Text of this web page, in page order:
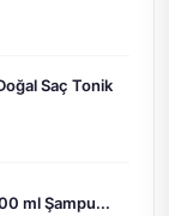
Saç Tonik
ml Şampu...